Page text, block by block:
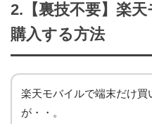
2.【裏技不要】楽
購入する方法
楽天モバイルで端末だけ買
が・・。